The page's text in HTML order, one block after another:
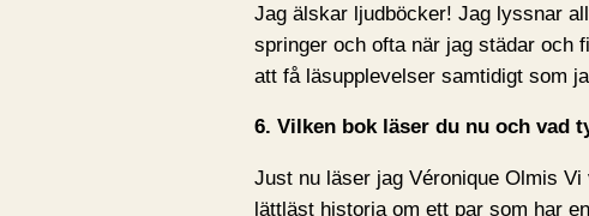
Jag älskar ljudböcker! Jag lyssnar
springer och ofta när jag städar och
att få läsupplevelser samtidigt som
6. Vilken bok läser du nu och vad
Just nu läser jag Véronique Olmis
lättläst historia om ett par som har